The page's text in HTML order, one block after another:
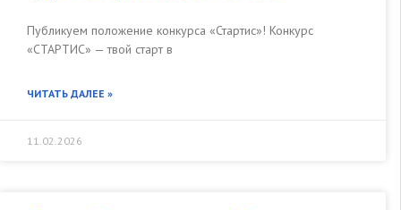
Публикуем положение конкурса «Стартис»! Конкурс
«СТАРТИС» — твой старт в
ЧИТАТЬ ДАЛЕЕ »
11.02.2026